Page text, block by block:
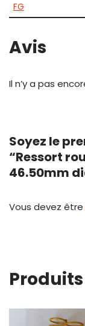
FG
Avis
Il n’y a pas
Soyez le
“Ressort
46.50mm
Vous devez être